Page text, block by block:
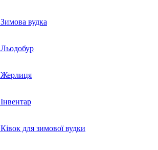
Зимова вудка
Льодобур
Жерлиця
Інвентар
Ківок для зимової вудки